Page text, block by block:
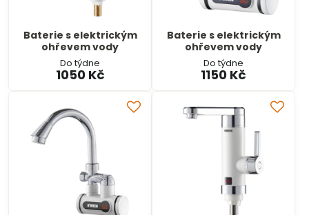
Baterie s elektrickým
ohřevem vody
Do týdne
1050 Kč
Baterie s elektrickým
ohřevem vody
Do týdne
1150 Kč